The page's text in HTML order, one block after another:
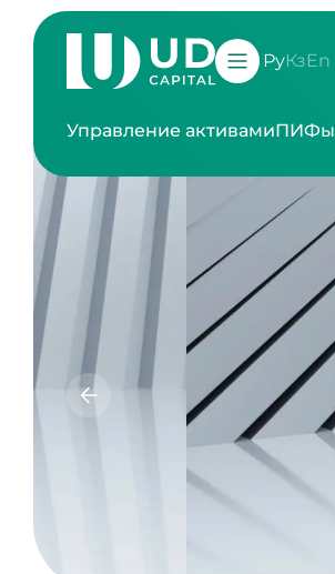
РуКзEn
Управление активамиПИФы